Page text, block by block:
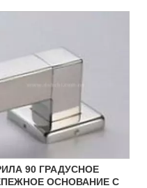
90 ГРАДУСНОЕ
ОСНОВАНИЕ С